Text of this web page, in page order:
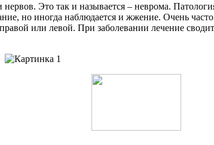
Это так и называется – неврома.
но иногда наблюдается и жжение. Очень
или левой. При заболевании лечение